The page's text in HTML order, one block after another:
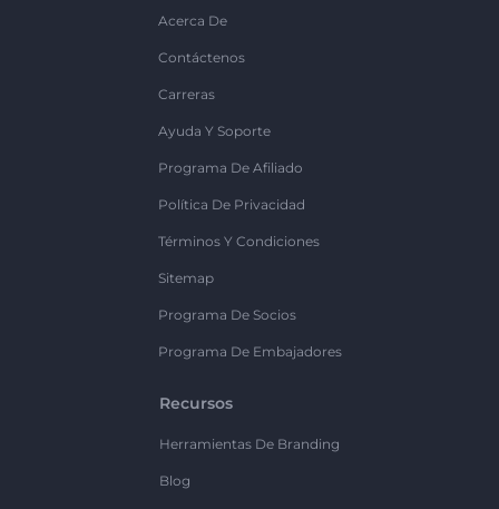
Acerca De
Contáctenos
Carreras
Ayuda Y Soporte
Programa De Afiliado
Política De Privacidad
Términos Y Condiciones
Sitemap
Programa De Socios
Programa De Embajadores
Recursos
Herramientas De Branding
Blog